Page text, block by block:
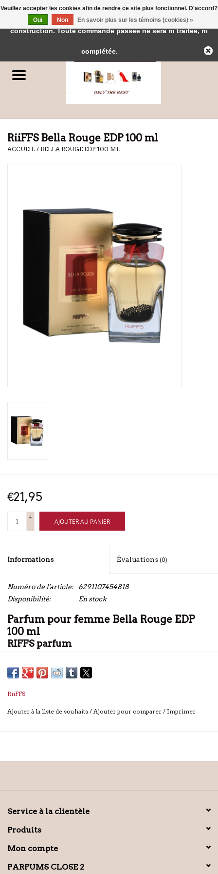
Parfums
RiiFFS Bella Rouge EDP 100 ml
ACCUEIL / BELLA ROUGE EDP 100 ML
€21,95
+
-
AJOUTER AU PANIER
Informations Évaluations (0)
Numéro de l'article:
6291107454818
Disponibilité:
En stock
Parfum pour femme Bella Rouge EDP
100 ml
RIFFS parfum
RiiFFS
Ajouter à la liste de souhaits / Ajouter pour comparer / Imprimer
Service à la clientèle
Produits
Mon compte
PARFUMS CLOSE 2
Veuillez accepter les cookies afin de rendre ce site plus fonctionnel. D'accord?
Oui
Non En savoir plus sur les témoins (cookies) »
← Retour à l'interface d'administrationCette boutique est en
construction. Toute commande passée ne sera ni traitée, ni
complétée.